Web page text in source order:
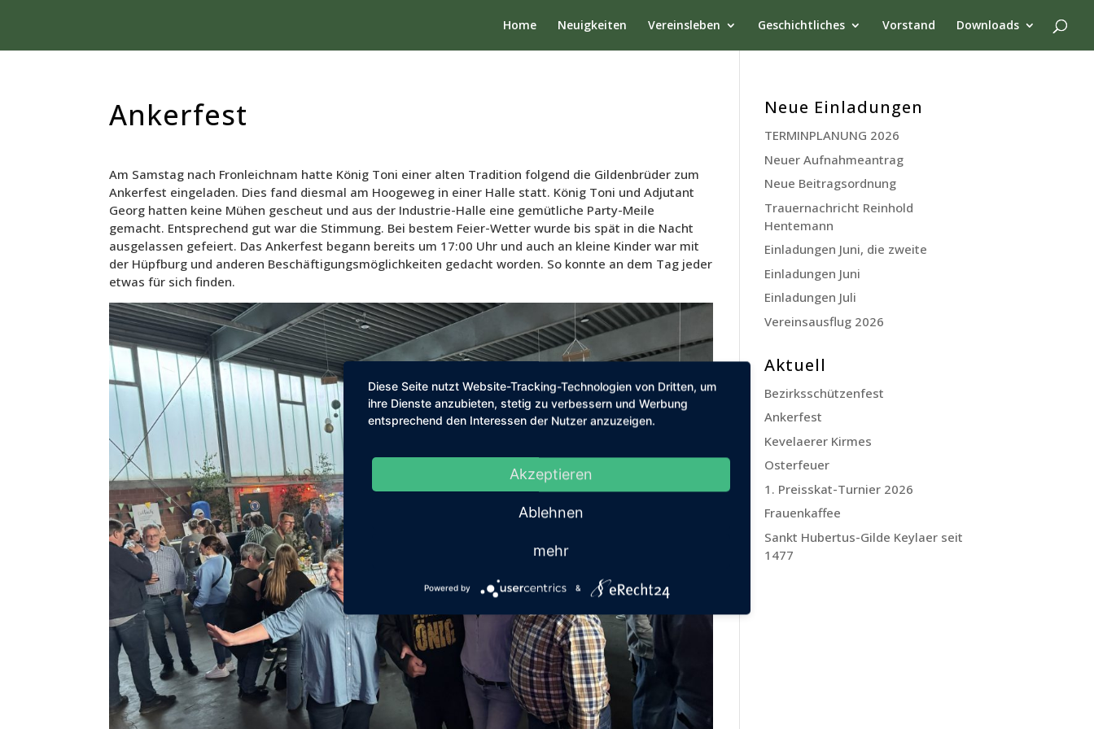
Home Neuigkeiten Vereinsleben Geschichtliches Vorstand Downloads
Ankerfest
Am Samstag nach Fronleichnam hatte König Toni einer alten Tradition folgend die Gildenbrüder zum
Ankerfest eingeladen. Dies fand diesmal am Hoogeweg in einer Halle statt. König Toni und Adjutant
Georg hatten keine Mühen gescheut und aus der Industrie-Halle eine gemütliche Party-Meile
gemacht. Entsprechend gut war die Stimmung. Bei bestem Feier-Wetter wurde bis spät in die Nacht
ausgelassen gefeiert. Das Ankerfest begann bereits um 17:00 Uhr und auch an kleine Kinder war mit
der Hüpfburg und anderen Beschäftigungsmöglichkeiten gedacht worden. So konnte an dem Tag jeder
etwas für sich finden.
Neue Einladungen
TERMINPLANUNG 2026
Neuer Aufnahmeantrag
Neue Beitragsordnung
Trauernachricht Reinhold
Hentemann
Einladungen Juni, die zweite
Einladungen Juni
Einladungen Juli
Vereinsausflug 2026
Aktuell
Bezirksschützenfest
Ankerfest
Kevelaerer Kirmes
Osterfeuer
1. Preisskat-Turnier 2026
Frauenkaffee
Sankt Hubertus-Gilde Keylaer seit
1477
Diese Seite nutzt Website-Tracking-Technologien von Dritten, um
ihre Dienste anzubieten, stetig zu verbessern und Werbung
entsprechend den Interessen der Nutzer anzuzeigen.
Akzeptieren
Ablehnen
mehr
Powered by &